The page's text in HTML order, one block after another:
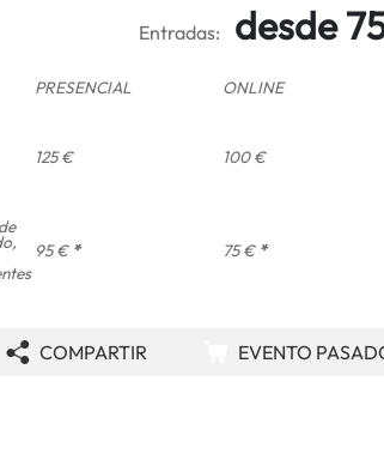
Entradas: desde
PRESENCIAL ONLINE
125 € 100 €
95 € * 75 € *
COMPARTIR EVENTO